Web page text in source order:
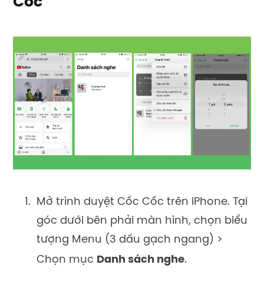
Mở trình duyệt Cốc Cốc trên iPhone. Tại
góc dưới bên phải màn hình, chọn biểu
tượng Menu (3 dấu gạch ngang) >
Chọn mục Danh sách nghe.